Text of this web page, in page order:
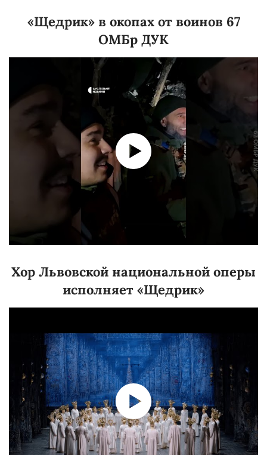
«Щедрик» в окопах от воинов 67
ОМБр ДУК
Хор Львовской национальной оперы
исполняет «Щедрик»